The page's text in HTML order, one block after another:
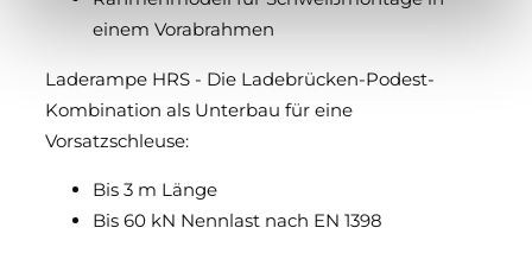
einem Vorabrahmen
Laderampe HRS - Die Ladebrücken-Podest-
Kombination als Unterbau für eine
Vorsatzschleuse:
Bis 3 m Länge
Bis 60 kN Nennlast nach EN 1398